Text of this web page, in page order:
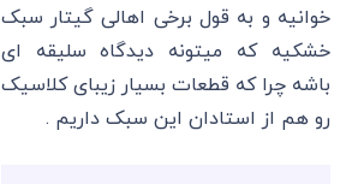
خوانیه و به قول برخی اهالی گیتار سبک
خشکیه که میتونه دیدگاه سلیقه ای
باشه چرا که قطعات بسیار زیبای کلاسیک
رو هم از استادان این سبک داریم .